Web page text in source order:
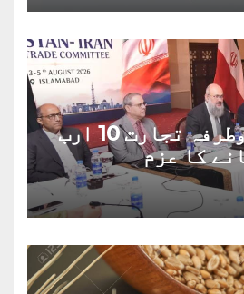
پاک ایران دوطرفہ تجارت 10 ارب
کا عزم